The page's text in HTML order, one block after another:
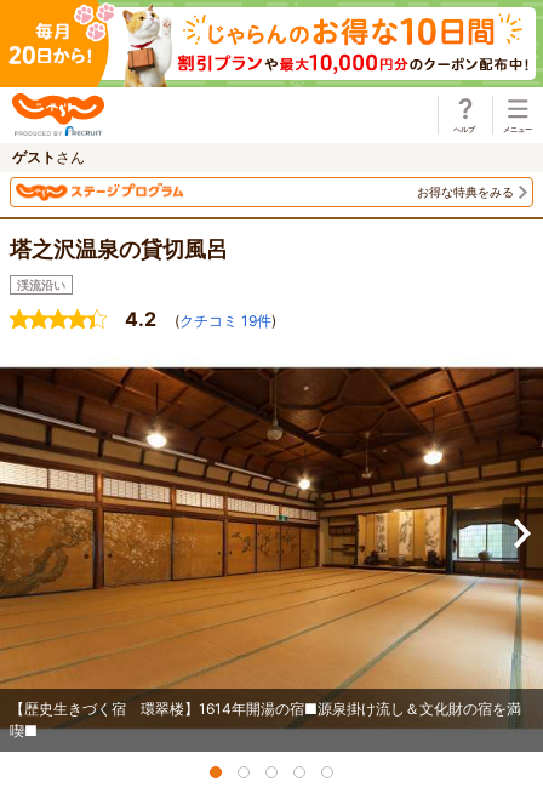
ゲスト さん
お得な特典をみる
塔之沢温泉の貸切風呂
渓流沿い
4.2 (クチコミ 19件)
【歴史生きづく宿 環翠楼】1614年開湯の宿■源泉掛け流し＆文化財の宿を満
喫■